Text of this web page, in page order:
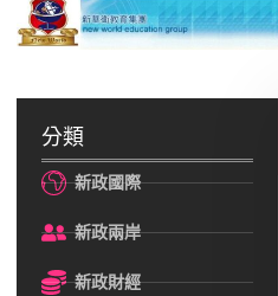
分類
新政國際
新政兩岸
新政財經